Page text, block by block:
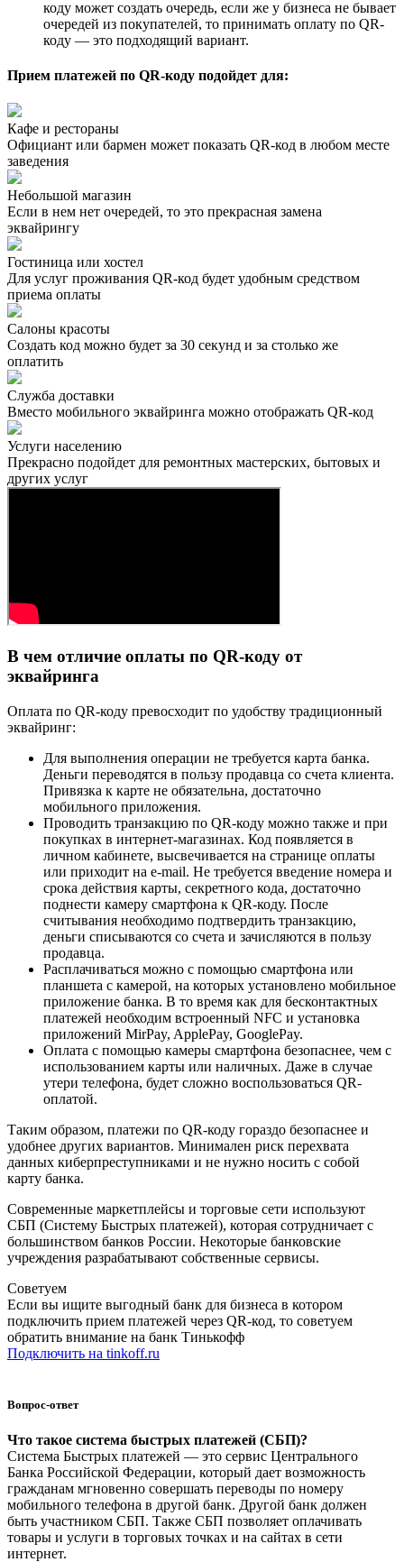
коду может создать очередь, если же у бизнеса не бывает
очередей из покупателей, то принимать оплату по QR-
коду — это подходящий вариант.
Прием платежей по QR-коду подойдет для:
Кафе и рестораны
Официант или бармен может показать QR-код в любом месте
заведения
Небольшой магазин
Если в нем нет очередей, то это прекрасная замена
эквайрингу
Гостиница или хостел
Для услуг проживания QR-код будет удобным средством
приема оплаты
Салоны красоты
Создать код можно будет за 30 секунд и за столько же
оплатить
Служба доставки
Вместо мобильного эквайринга можно отображать QR-код
Услуги населению
Прекрасно подойдет для ремонтных мастерских, бытовых и
других услуг
В чем отличие оплаты по QR-коду от
эквайринга
Оплата по QR-коду превосходит по удобству традиционный
эквайринг:
Для выполнения операции не требуется карта банка.
Деньги переводятся в пользу продавца со счета клиента.
Привязка к карте не обязательна, достаточно
мобильного приложения.
Проводить транзакцию по QR-коду можно также и при
покупках в интернет-магазинах. Код появляется в
личном кабинете, высвечивается на странице оплаты
или приходит на e-mail. Не требуется введение номера и
срока действия карты, секретного кода, достаточно
поднести камеру смартфона к QR-коду. После
считывания необходимо подтвердить транзакцию,
деньги списываются со счета и зачисляются в пользу
продавца.
Расплачиваться можно с помощью смартфона или
планшета с камерой, на которых установлено мобильное
приложение банка. В то время как для бесконтактных
платежей необходим встроенный NFC и установка
приложений MirPay, ApplePay, GooglePay.
Оплата с помощью камеры смартфона безопаснее, чем с
использованием карты или наличных. Даже в случае
утери телефона, будет сложно воспользоваться QR-
оплатой.
Таким образом, платежи по QR-коду гораздо безопаснее и
удобнее других вариантов. Минимален риск перехвата
данных киберпреступниками и не нужно носить с собой
карту банка.
Современные маркетплейсы и торговые сети используют
СБП (Систему Быстрых платежей), которая сотрудничает с
большинством банков России. Некоторые банковские
учреждения разрабатывают собственные сервисы.
Советуем
Если вы ищите выгодный банк для бизнеса в котором
подключить прием платежей через QR-код, то советуем
обратить внимание на банк Тинькофф
Подключить на tinkoff.ru
Вопрос-ответ
Что такое система быстрых платежей (СБП)?
Система Быстрых платежей — это сервис Центрального
Банка Российской Федерации, который дает возможность
гражданам мгновенно совершать переводы по номеру
мобильного телефона в другой банк. Другой банк должен
быть участником СБП. Также СБП позволяет оплачивать
товары и услуги в торговых точках и на сайтах в сети
интернет.